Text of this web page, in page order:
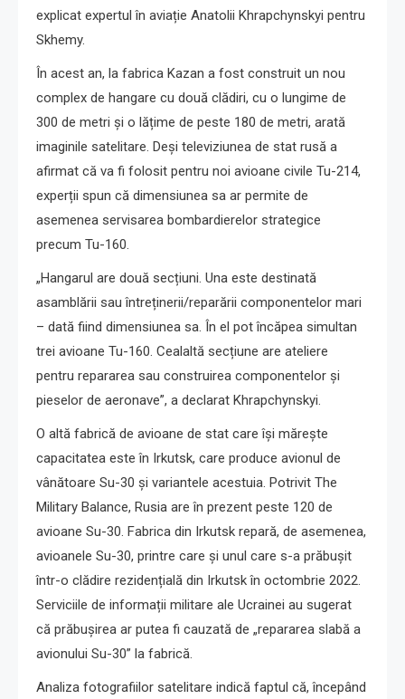
explicat expertul în aviație Anatolii Khrapchynskyi pentru
Skhemy.
În acest an, la fabrica Kazan a fost construit un nou
complex de hangare cu două clădiri, cu o lungime de
300 de metri și o lățime de peste 180 de metri, arată
imaginile satelitare. Deși televiziunea de stat rusă a
afirmat că va fi folosit pentru noi avioane civile Tu-214,
experții spun că dimensiunea sa ar permite de
asemenea servisarea bombardierelor strategice
precum Tu-160.
„Hangarul are două secțiuni. Una este destinată
asamblării sau întreținerii/reparării componentelor mari
– dată fiind dimensiunea sa. În el pot încăpea simultan
trei avioane Tu-160. Cealaltă secțiune are ateliere
pentru repararea sau construirea componentelor și
pieselor de aeronave”, a declarat Khrapchynskyi.
O altă fabrică de avioane de stat care își mărește
capacitatea este în Irkutsk, care produce avionul de
vânătoare Su-30 și variantele acestuia. Potrivit The
Military Balance, Rusia are în prezent peste 120 de
avioane Su-30. Fabrica din Irkutsk repară, de asemenea,
avioanele Su-30, printre care și unul care s-a prăbușit
într-o clădire rezidențială din Irkutsk în octombrie 2022.
Serviciile de informații militare ale Ucrainei au sugerat
că prăbușirea ar putea fi cauzată de „repararea slabă a
avionului Su-30” la fabrică.
Analiza fotografiilor satelitare indică faptul că, începând